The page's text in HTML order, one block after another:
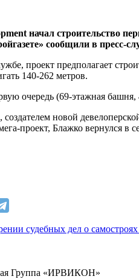
начал строительство
сообщили в пресс-
проект предполагает
140-262 метров.
очередь (69-этажная башня,
, создателем новой
проект, Блажко вернулся
судебных дел о
Группа «ИРВИКОН»